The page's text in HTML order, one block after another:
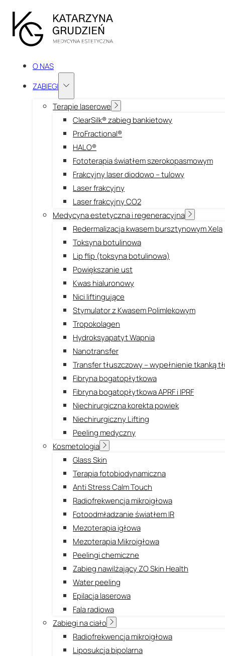
O NAS
ZABIEGI
Terapie laserowe
ClearSilk® zabieg bankietowy
ProFractional®
HALO®
Fototerapia światłem szerokopasmowym
Frakcyjny laser diodowo – tulowy
Laser frakcyjny
Laser frakcyjny CO2
Medycyna estetyczna i regeneracyjna
Redermalizacja kwasem bursztynowym Xela
Toksyna botulinowa
Lip flip (toksyna botulinowa)
Powiększanie ust
Kwas hialuronowy
Nici liftingujące
Stymulator z Kwasem Polimlekowym
Tropokolagen
Hydroksyapatyt Wapnia
Nanotransfer
Transfer tłuszczowy – wypełnienie tkanką
Fibryna bogatopłytkowa
Fibryna bogatopłytkowa APRF i IPRF
Niechirurgiczna korekta powiek
Niechirurgiczny Lifting
Peeling medyczny
Kosmetologia
Glass Skin
Terapia fotobiodynamiczna
Anti Stress Calm Touch
Radiofrekwencja mikroigłowa
Fotoodmładzanie światłem IR
Mezoterapia igłowa
Mezoterapia Mikroigłowa
Peelingi chemiczne
Zabieg nawilżający ZO Skin Health
Water peeling
Epilacja laserowa
Fala radiowa
Zabiegi na ciało
Radiofrekwencja mikroigłowa
Liposukcja bipolarna